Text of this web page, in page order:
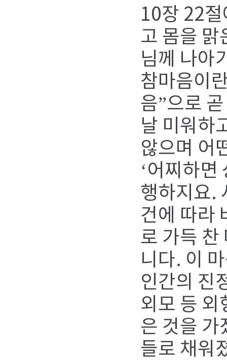
10장 22절
고 몸을 맑
님께 나아
참마음이
음”으로
날 미워하
않으며 어
‘어찌하면
행하지요.
건에 따라
로 가득 찬
니다. 이
인간의 진
외모 등 외
은 것을 가
들로 채워